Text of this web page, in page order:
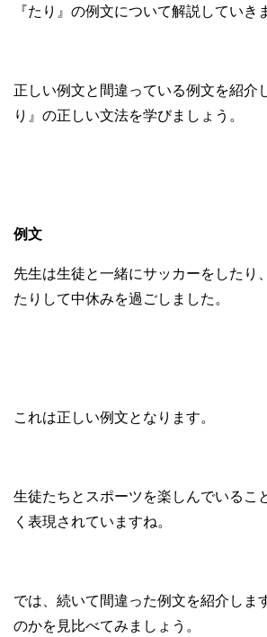
『たり』の例文について解説していき
正しい例文と間違っている例文を紹介
り』の正しい文法を学びましょう。
例文
先生は生徒と一緒にサッカーをしたり
たりして中休みを過ごしました。
これは正しい例文となります。
生徒たちとスポーツを楽しんでいるこ
く表現されていますね。
では、続いて間違った例文を紹介しま
のかを見比べてみましょう。